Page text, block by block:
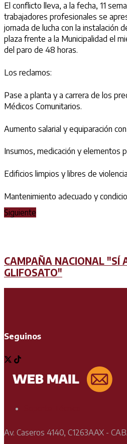
El conflicto lleva, a la fecha, 11
trabajadores profesionales se
jornada de lucha con la instalación
plaza frente a la Municipalidad el
del paro de 48 horas.
Los reclamos:
Pase a planta y a carrera de los
Médicos Comunitarios.
Aumento salarial y equiparación
Insumos, medicación y elementos
Edificios limpios y libres de
Mantenimiento adecuado y
Siguiente
CAMPAÑA NACIONAL "SÍ
GLIFOSATO"
Seguinos
Av. Caseros 4140, C1263AAX -